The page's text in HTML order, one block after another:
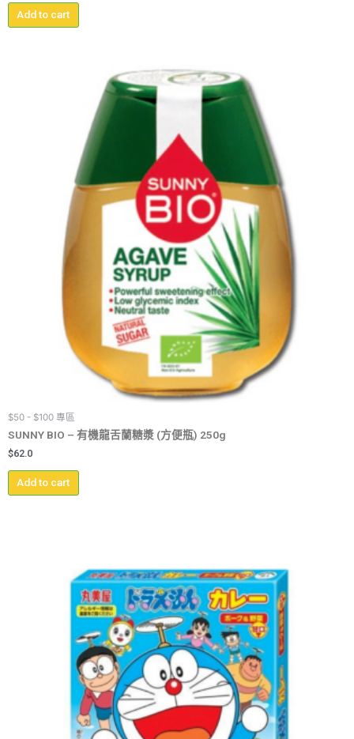
Add to cart
$50 - $100 專區
SUNNY BIO – 有機龍舌蘭糖漿 (方便瓶) 250g
$62.0
Add to cart